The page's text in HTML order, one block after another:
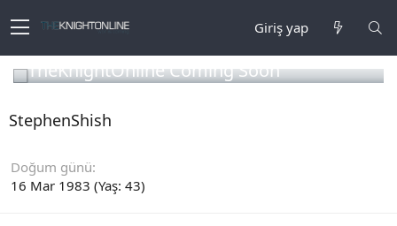
Giriş yap
TheKnightOnline Coming Soon
StephenShish
Doğum günü
16 Mar 1983 (Yaş: 43)